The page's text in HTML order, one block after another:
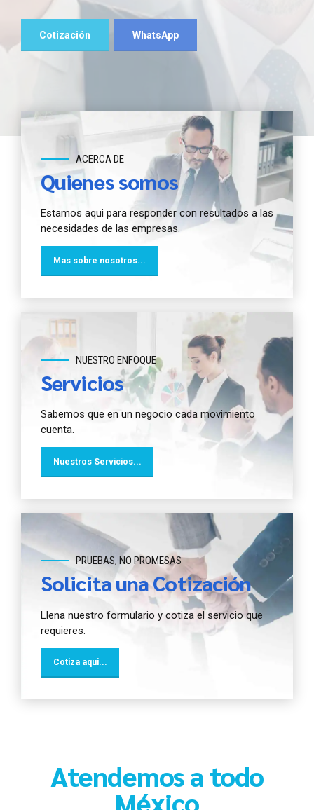
Cotización WhatsApp
para iniciar o para mantener tu negocio en
marcha.
ACERCA DE
Quienes somos
Estamos aqui para responder con resultados a las
necesidades de las empresas.
Mas sobre nosotros...
NUESTRO ENFOQUE
Servicios
Sabemos que en un negocio cada movimiento
cuenta.
Nuestros Servicios...
PRUEBAS, NO PROMESAS
Solicita una Cotización
Llena nuestro formulario y cotiza el servicio que
requieres.
Cotiza aqui...
Atendemos a todo
México